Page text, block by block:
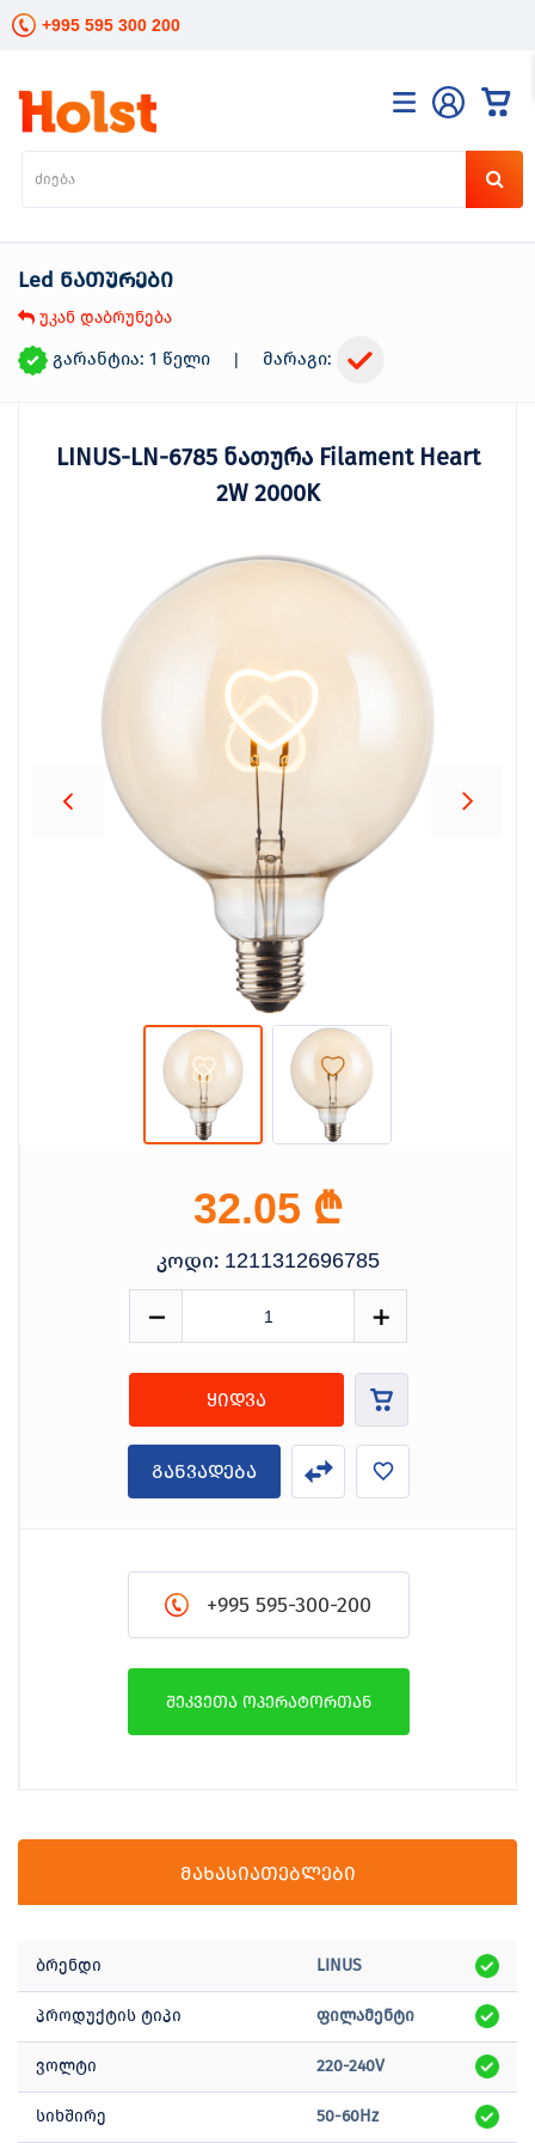
+995 595 300 200
Led ნათურები
უკან დაბრუნება
გარანტია: 1 წელი | მარაგი:
LINUS-LN-6785 ნათურა Filament Heart
2W 2000K
32.05 ₾
კოდი: 1211312696785
ყიდვა
განვადება
+995 595-300-200
შეკვეთა ოპერატორთან
მახასიათებლები
ბრენდი LINUS
პროდუქტის ტიპი ფილამენტი
ვოლტი 220-240V
სიხშირე 50-60Hz
კატალოგი
განათება
ინსტრუმენტები
ელექტრო
მოვლა
მცენარეთა
ბლოგი
სოც.